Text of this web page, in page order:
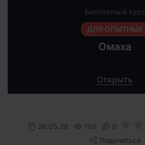
Бесплатный курс
ДЛЯ ОПЫТНЫХ
Омаха
Открыть
26.05.26 106 0
Поделиться